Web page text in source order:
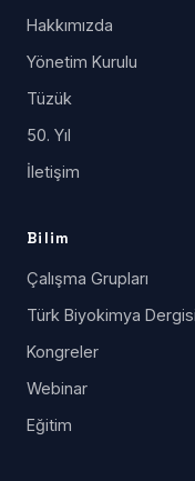
Hakkımızda
Yönetim Kurulu
Tüzük
50. Yıl
İletişim
Bilim
Çalışma Grupları
Türk Biyokimya Dergisi
Kongreler
Webinar
Eğitim